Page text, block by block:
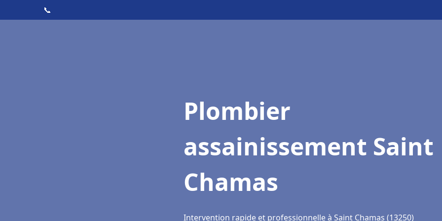
📞
Plombier
assainissement Saint
Chamas
Intervention rapide et professionnelle à Saint Chamas (13250)